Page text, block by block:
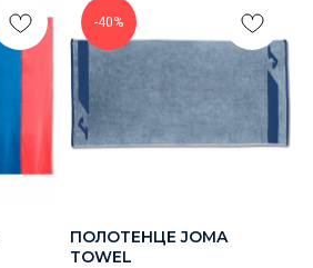
-40%
ПОЛОТЕНЦЕ JOMA
TOWEL